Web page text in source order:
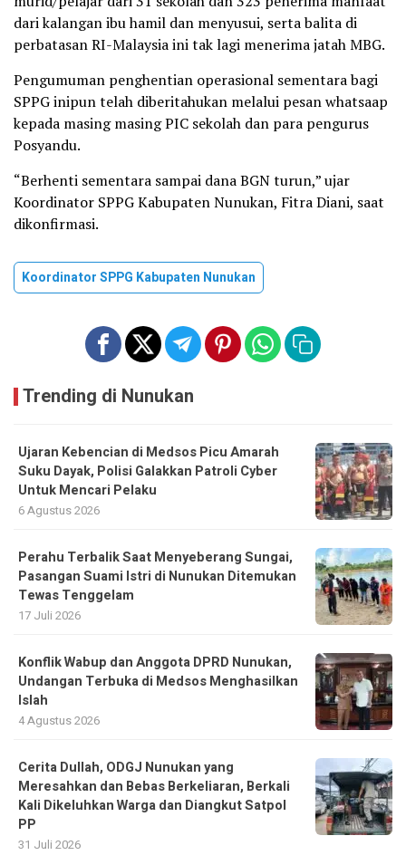
dari kalangan ibu hamil dan menyusui, serta balita di
perbatasan RI-Malaysia ini tak lagi menerima jatah MBG.
Pengumuman penghentian operasional sementara bagi
SPPG inipun telah diberitahukan melalui pesan whatsaap
kepada masing masing PIC sekolah dan para pengurus
Posyandu.
“Berhenti sementara sampai dana BGN turun,” ujar
Koordinator SPPG Kabupaten Nunukan, Fitra Diani, saat
dikonfirmasi.
Koordinator SPPG Kabupaten Nunukan
Trending di Nunukan
Ujaran Kebencian di Medsos Picu Amarah
Suku Dayak, Polisi Galakkan Patroli Cyber
Untuk Mencari Pelaku
6 Agustus 2026
Perahu Terbalik Saat Menyeberang Sungai,
Pasangan Suami Istri di Nunukan Ditemukan
Tewas Tenggelam
17 Juli 2026
Konflik Wabup dan Anggota DPRD Nunukan,
Undangan Terbuka di Medsos Menghasilkan
Islah
4 Agustus 2026
Cerita Dullah, ODGJ Nunukan yang
Meresahkan dan Bebas Berkeliaran, Berkali
Kali Dikeluhkan Warga dan Diangkut Satpol
PP
31 Juli 2026